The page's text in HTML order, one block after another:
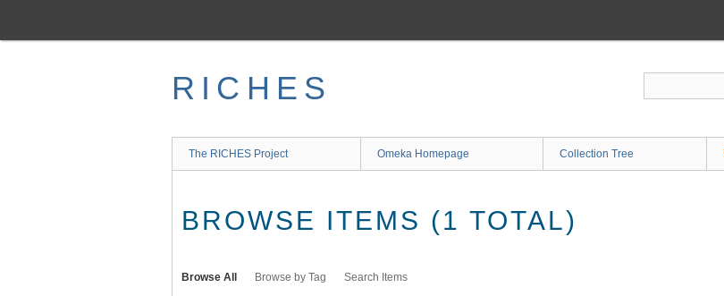
main
RICHES
The RICHES Project Omeka Homepage Collection Tree
BROWSE ITEMS (1 TOTAL)
Browse All Browse by Tag Search Items